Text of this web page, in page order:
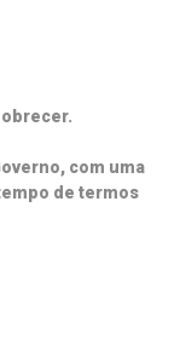
com uma
de termos